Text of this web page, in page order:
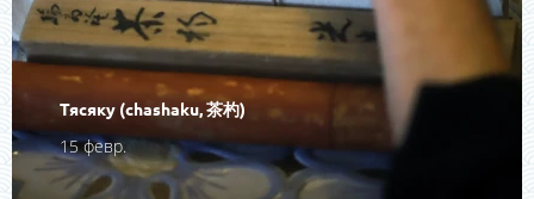
Тясяку (chashaku, 茶杓)
15 февр.